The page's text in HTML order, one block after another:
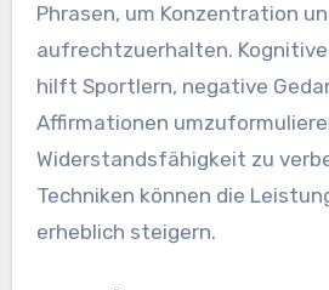
Phrasen, um Konzentration
aufrechtzuerhalten.
hilft Sportlern, negative
Affirmationen
Widerstandsfähigkeit zu
Techniken können die
erheblich steigern.